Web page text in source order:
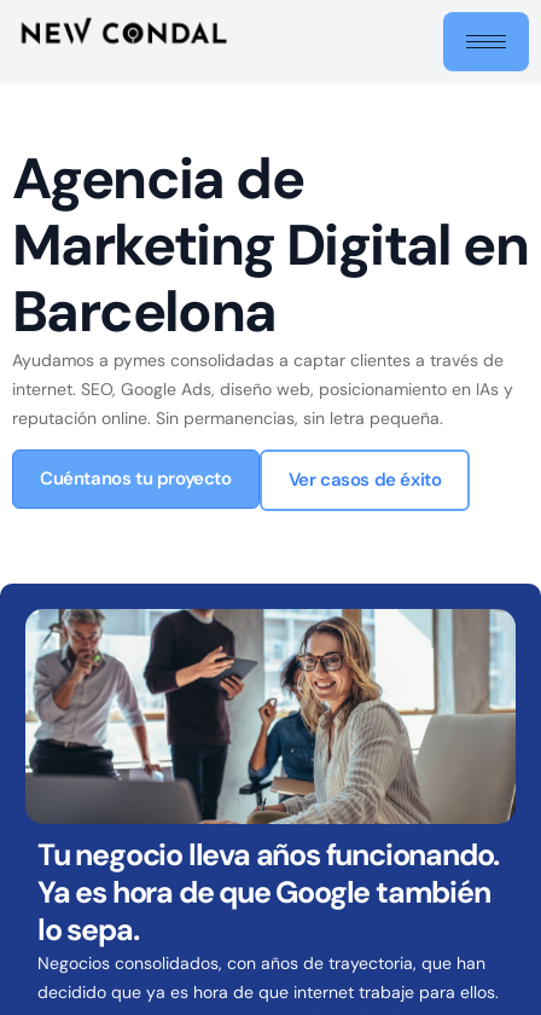
Agencia de
Marketing Digital en
Barcelona
Ayudamos a pymes consolidadas a captar clientes a través de
internet. SEO, Google Ads, diseño web, posicionamiento en IAs y
reputación online. Sin permanencias, sin letra pequeña.
Cuéntanos tu proyecto Ver casos de éxito
Tu negocio lleva años funcionando.
Ya es hora de que Google también
lo sepa.
Negocios consolidados, con años de trayectoria, que han
decidido que ya es hora de que internet trabaje para ellos.